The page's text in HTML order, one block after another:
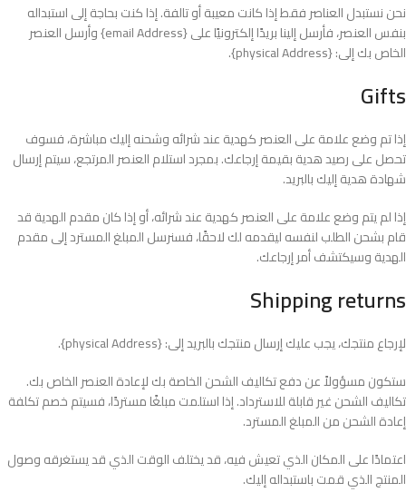
نحن نستبدل العناصر فقط إذا كانت معيبة أو تالفة. إذا كنت بحاجة إلى استبداله
بنفس العنصر، فأرسل إلينا بريدًا إلكترونيًا على {email Address} وأرسل العنصر
الخاص بك إلى: {physical Address}.
Gifts
إذا تم وضع علامة على العنصر كهدية عند شرائه وشحنه إليك مباشرة، فسوف
تحصل على رصيد هدية بقيمة إرجاعك. بمجرد استلام العنصر المرتجع، سيتم إرسال
شهادة هدية إليك بالبريد.
إذا لم يتم وضع علامة على العنصر كهدية عند شرائه، أو إذا كان مقدم الهدية قد
قام بشحن الطلب لنفسه ليقدمه لك لاحقًا، فسنرسل المبلغ المسترد إلى مقدم
الهدية وسيكتشف أمر إرجاعك.
Shipping returns
لإرجاع منتجك، يجب عليك إرسال منتجك بالبريد إلى: {physical Address}.
ستكون مسؤولاً عن دفع تكاليف الشحن الخاصة بك لإعادة العنصر الخاص بك.
تكاليف الشحن غير قابلة للاسترداد. إذا استلمت مبلغًا مستردًا، فسيتم خصم تكلفة
إعادة الشحن من المبلغ المسترد.
اعتمادًا على المكان الذي تعيش فيه، قد يختلف الوقت الذي قد يستغرقه وصول
المنتج الذي قمت باستبداله إليك.